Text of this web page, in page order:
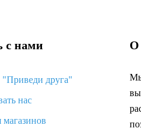
с нами
друга"
нас
О